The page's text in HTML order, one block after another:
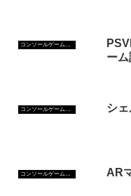
コンソールゲーム攻略
ー
コンソールゲーム攻略 シ
AR